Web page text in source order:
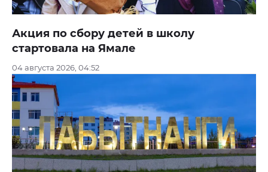
Акция по сбору детей в школу
стартовала на Ямале
04 августа 2026, 04:52